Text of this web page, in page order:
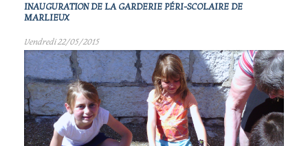
INAUGURATION DE LA GARDERIE PÉRI-SCOLAIRE DE
MARLIEUX
Vendredi 22/05/2015